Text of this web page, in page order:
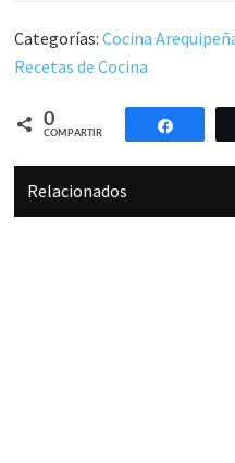
Categorías:Cocina
Recetas de Cocina
0
COMPARTIR
Relacionados